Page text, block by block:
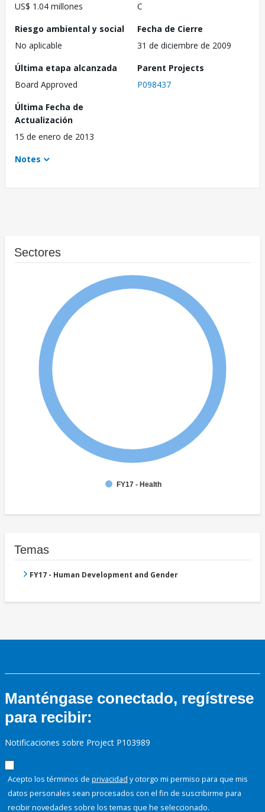
US$ 1.04 millones
C
Riesgo ambiental y social
No aplicable
Fecha de Cierre
31 de diciembre de 2009
Última etapa alcanzada
Board Approved
Parent Projects
P098437
Última Fecha de
Actualización
15 de enero de 2013
Notes
Sectores
FY17 - Health
Temas
FY17 - Human Development and Gender
Manténgase conectado, regístrese
para recibir:
Notificaciones sobre Project P103989
Acepto los términos de privacidad y otorgo mi permiso para que mis
datos personales sean procesados con el fin de suscribirme para
recibir novedades sobre los temas que he seleccionado.